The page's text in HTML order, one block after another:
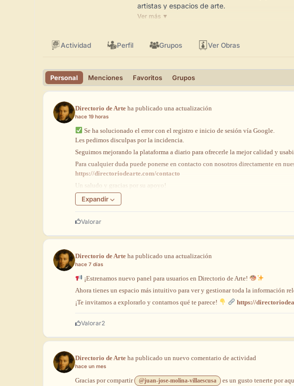
artistas y espacios de arte.
Ver más ▼
Actividad Perfil Grupos Ver Obras
Personal Menciones Favoritos Grupos
Directorio de Arte ha publicado una actualización
hace 19 horas
Se ha solucionado el errorcon el registro e inicio de sesión vía Google.
Les pedimos disculpas por la incidencia.
Seguimos mejorando la plataforma a diario para ofrecerle la mejorcalidad y
Para cualquierduda puede ponerse en contacto con nosotros directamente en
https://directoriodearte.com/contacto
Un saludo y gracias por su apoyo!
Expandir
Valorar
Directorio de Arte ha publicado una actualización
hace 7 días
¡Estrenamos nuevo panel para usuarios en Directorio deArte!
Ahora tienes un espacio más intuitivo para very gestionartoda la información
¡Te invitamos a explorarlo y contarnos qué te parece! https://
Valorar2
Directorio de Arte ha publicado un nuevo comentario de actividad
hace un mes
Gracias porcompartir @juan-jose-molina-villaescusa
es un gusto tenerte por